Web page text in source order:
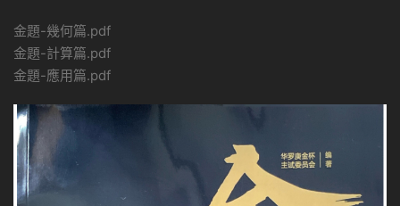
金題-幾何篇.pdf
金題-計算篇.pdf
金題-應用篇.pdf